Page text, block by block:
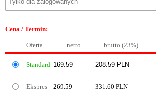
Cena / Termin:
Oferta netto brutto (23%)
Standard
Ekspres 269.59 331.60 PLN